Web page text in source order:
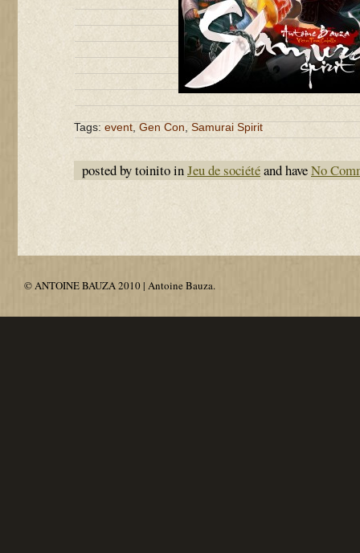
Tags: event Gen Con Samurai Spirit
posted by toinito inJeu de sociétéand haveNo
© ANTOINE BAUZA 2010 | Antoine Bauza.